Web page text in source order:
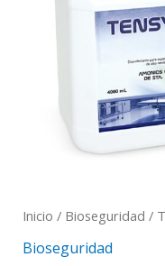
Inicio / Bioseguridad /
Bioseguridad